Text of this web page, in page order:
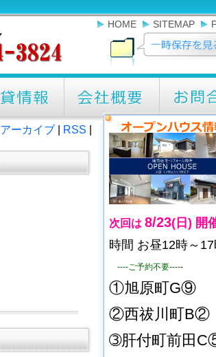
HOME SITEMAP
アーカイブ RSS
次回は 8/23(日) 開
時間 お昼12時～
----ご予約不要-----
①旭原町G⑨
②西祓川町B②
➂肝付町前田